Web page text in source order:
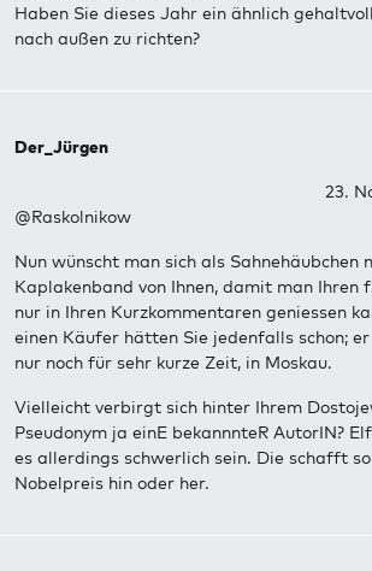
Haben Sie dieses Jahr ein ähnlich
nach außen zu richten?
Der_Jürgen
23.
@Raskolnikow
Nun wünscht man sich als Sahnehäubchen
Kaplakenband von Ihnen, damit man Ihren
nur in Ihren Kurzkommentaren geniessen
einen Käufer hätten Sie jedenfalls schon;
nur noch für sehr kurze Zeit, in Moskau.
Vielleicht verbirgt sich hinter Ihrem
Pseudonym ja einE bekannnteR AutorIN?
es allerdings schwerlich sein. Die schafft
Nobelpreis hin oder her.